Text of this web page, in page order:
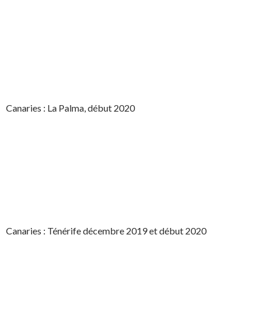
Canaries : La Palma, début 2020
Canaries : Ténérife décembre 2019 et début 2020